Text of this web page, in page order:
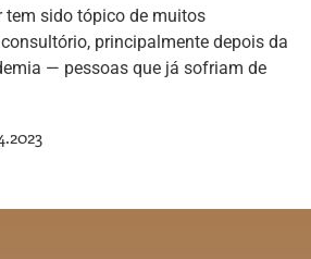
tem sido tópico de muitos
principalmente depois da
— pessoas que já sofriam de